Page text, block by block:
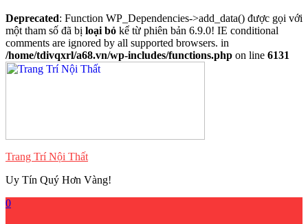
Deprecated: Function WP_Dependencies->add_data() được gọi với
một tham số đã bị loại bỏ kể từ phiên bản 6.9.0! IE conditional
comments are ignored by all supported browsers. in
/home/tdivqxrl/a68.vn/wp-includes/functions.php on line 6131
Skip
Trang Trí Nội Thất
Uy Tín Quý Hơn Vàng!
0